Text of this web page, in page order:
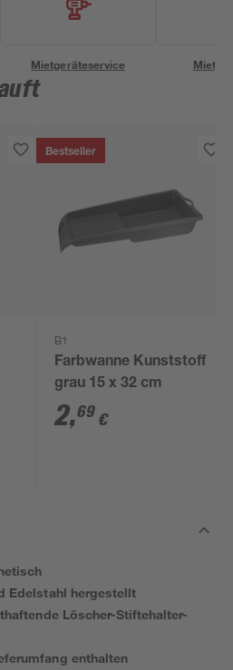
Mietgeräteservice
Bestseller
B1
Farbwanne Kunststoff
grau 15 x 32 cm
2,69 €
Edelstahl hergestellt
Löscher-Stiftehalter-
enthalten